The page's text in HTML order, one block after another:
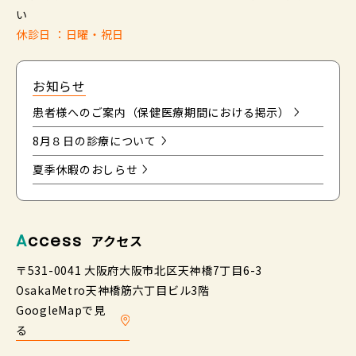
Access アクセス
〒531-0041 大阪府大阪市北区天神橋7丁目6-3
OsakaMetro天神橋筋六丁目ビル3階
GoogleMapで見
る
い
休診日 ：日曜・祝日
お知らせ
患者様へのご案内（保健医療期間における掲示）
8月８日の診療について
夏季休暇のおしらせ